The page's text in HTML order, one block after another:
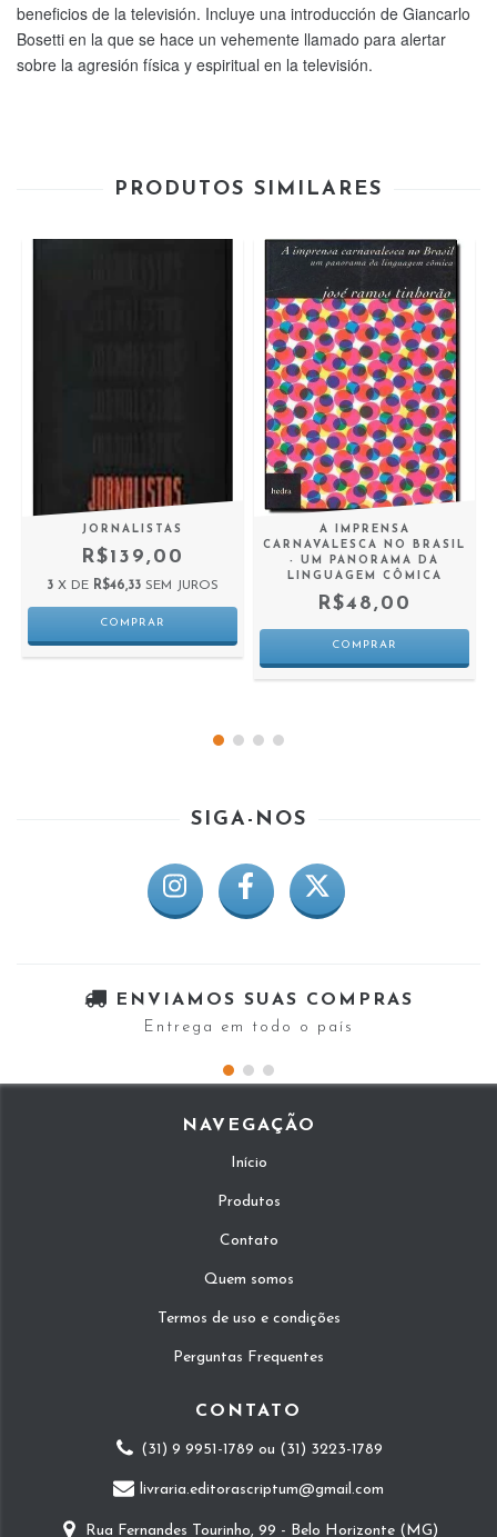
beneficios de la televisión. Incluye una introducción de Giancarlo
Bosetti en la que se hace un vehemente llamado para alertar
sobre la agresión física y espiritual en la televisión.
PRODUTOS SIMILARES
JORNALISTAS
R$139,00
3 X DE R$46,33 SEM JUROS
A IMPRENSA
CARNAVALESCA NO BRASIL
- UM PANORAMA DA
LINGUAGEM CÔMICA
R$48,00
SIGA-NOS
ENVIAMOS SUAS COMPRAS
Entrega em todo o país
NAVEGAÇÃO
Início
Produtos
Contato
Quem somos
Termos de uso e condições
Perguntas Frequentes
CONTATO
(31) 9 9951-1789 ou (31) 3223-1789
livraria.editorascriptum@gmail.com
Rua Fernandes Tourinho, 99 - Belo Horizonte (MG)